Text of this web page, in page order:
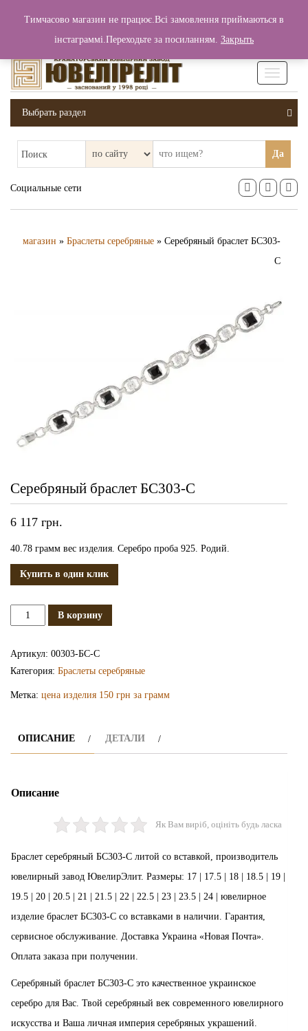
Вход / Регистрация 0 грн.
Выбрать раздел
Поиск Да
Социальные сети
магазин » Браслеты серебряные » Серебряный браслет БС303-
С
Серебряный браслет БС303-С
6 117 грн.
40.78 грамм вес изделия. Серебро проба 925. Родий.
Купить в один клик
КоличествоВ корзину
Артикул: 00303-БС-С
Категория: Браслеты серебряные
Метка: цена изделия 150 грн за грамм
ОПИСАНИЕ ДЕТАЛИ
Описание
Як Вам виріб, оцініть будь ласка
Браслет серебряный БС303-С литой со вставкой, производитель
ювелирный завод ЮвелирЭлит. Размеры: 17 | 17.5 | 18 | 18.5 | 19 |
19.5 | 20 | 20.5 | 21 | 21.5 | 22 | 22.5 | 23 | 23.5 | 24 | ювелирное
изделие браслет БС303-С со вставками в наличии. Гарантия,
сервисное обслуживание. Доставка Украина «Новая Почта».
Оплата заказа при получении.
Серебряный браслет БС303-С это качественное украинское
серебро для Вас. Твой серебряный век современного ювелирного
искусства и Ваша личная империя серебряных украшений.
Тимчасово магазин не працює.Всі замовлення приймаються в
інстаграммі.Переходьте за посиланням. Закрыть